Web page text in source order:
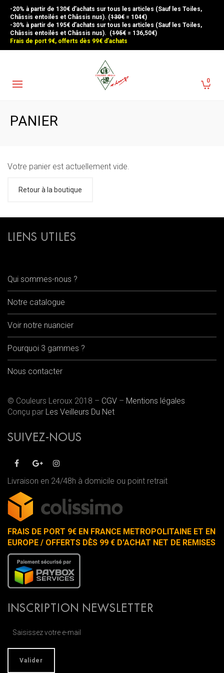
-20% à partir de 130€ d’achats sur tous les articles (Sauf les Toiles,
Châssis entoilés et Châssis nus). (130€ = 104€)
-30% à partir de 195€ d’achats sur tous les articles (Sauf les Toiles,
Châssis entoilés et Châssis nus). (195€ = 136,50€)
Frais de port 9€, offerts dès 99€ d’achats
0
PANIER
Votre panier est actuellement vide.
Retour à la boutique
LIENS UTILES
Qui sommes-nous ?
Notre catalogue
Voir notre nuancier
Pourquoi 3 gammes ?
Nous contacter
© Couleurs Leroux 2018 – CGV – Mentions légales
Conçu par Les Veilleurs Du Net
SUIVEZ-NOUS
Livraison en 24/48h à domicile ou point retrait
FRAIS DE PORT 9€ EN FRANCE METROPOLITAINE ET EN
EUROPE / OFFERTS DÈS 99 € D'ACHAT NET DE REMISES
INSCRIPTION NEWSLETTER